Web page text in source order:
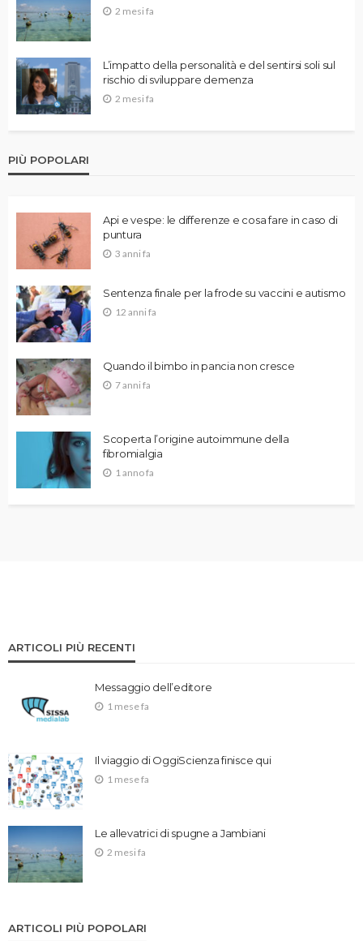
2 mesi fa
L’impatto della personalità e del sentirsi soli sul
rischio di sviluppare demenza
2 mesi fa
PIÙ POPOLARI
Api e vespe: le differenze e cosa fare in caso di
puntura
3 anni fa
Sentenza finale per la frode su vaccini e autismo
12 anni fa
Quando il bimbo in pancia non cresce
7 anni fa
Scoperta l’origine autoimmune della
fibromialgia
1 anno fa
ARTICOLI PIÙ RECENTI
Messaggio dell’editore
1 mese fa
Il viaggio di OggiScienza finisce qui
1 mese fa
Le allevatrici di spugne a Jambiani
2 mesi fa
ARTICOLI PIÙ POPOLARI